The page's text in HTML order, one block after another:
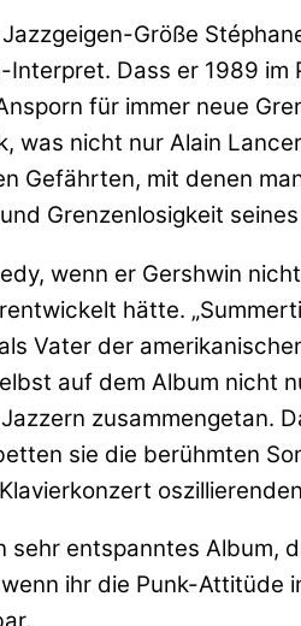
Größe
Dass er 1989
für immer neue
was nicht nur Alain
Gefährten, mit denen
Grenzenlosigkeit
wenn er Gershwin
hätte.
Vater der
auf dem Album nicht
zusammengetan.
sie die berühmten
oszillierenden
sehr entspanntes Album,
ihr die Punk-Attitüde